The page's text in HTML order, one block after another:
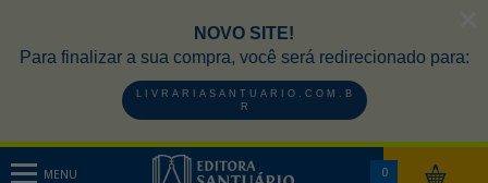
NOVO SITE!
Para finalizar a sua compra, você será redirecionado para:
L I V R A R I A S A N T U A R I O . C O M . B
R
MENU 0